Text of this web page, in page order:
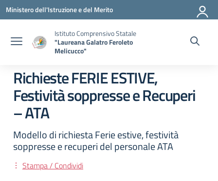
Vai ai contenuti
Vai al menu di navigazione
Vai al footer
Ministero dell'Istruzione e del Merito
Istituto Comprensivo Statale
"Laureana Galatro Feroleto
Melicucco"
Richieste FERIE ESTIVE,
Festività soppresse e Recuperi
– ATA
Modello di richiesta Ferie estive, festività
soppresse e recuperi del personale ATA
Stampa / Condividi